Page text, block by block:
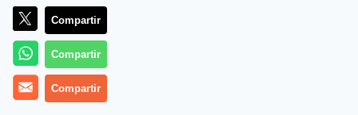
(Jesús Bastante).- Bajo un fuerte viento, y contundentes
medidas de seguridad, el Papa
Compartir
Compartir
Compartir